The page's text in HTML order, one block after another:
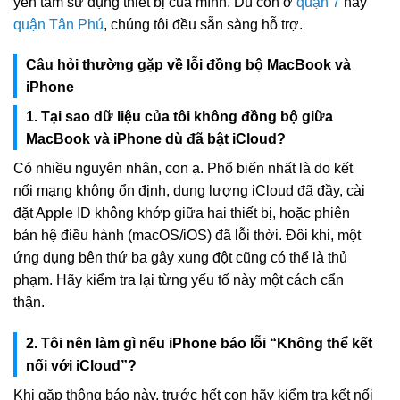
quận Tân Phú, chúng tôi đều sẵn sàng hỗ trợ.
Câu hỏi thường gặp về lỗi đồng bộ MacBook và
iPhone
1. Tại sao dữ liệu của tôi không đồng bộ giữa
MacBook và iPhone dù đã bật iCloud?
Có nhiều nguyên nhân, con ạ. Phổ biến nhất là do kết
nối mạng không ổn định, dung lượng iCloud đã đầy, cài
đặt Apple ID không khớp giữa hai thiết bị, hoặc phiên
bản hệ điều hành (macOS/iOS) đã lỗi thời. Đôi khi, một
ứng dụng bên thứ ba gây xung đột cũng có thể là thủ
phạm. Hãy kiểm tra lại từng yếu tố này một cách cẩn
thận.
2. Tôi nên làm gì nếu iPhone báo lỗi “Không thể kết
nối với iCloud”?
Khi gặp thông báo này, trước hết con hãy kiểm tra kết nối